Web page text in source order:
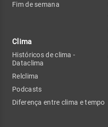
Fim de semana
Clima
Históricos de clima -
Dataclima
Relclima
Podcasts
Diferença entre clima e tempo